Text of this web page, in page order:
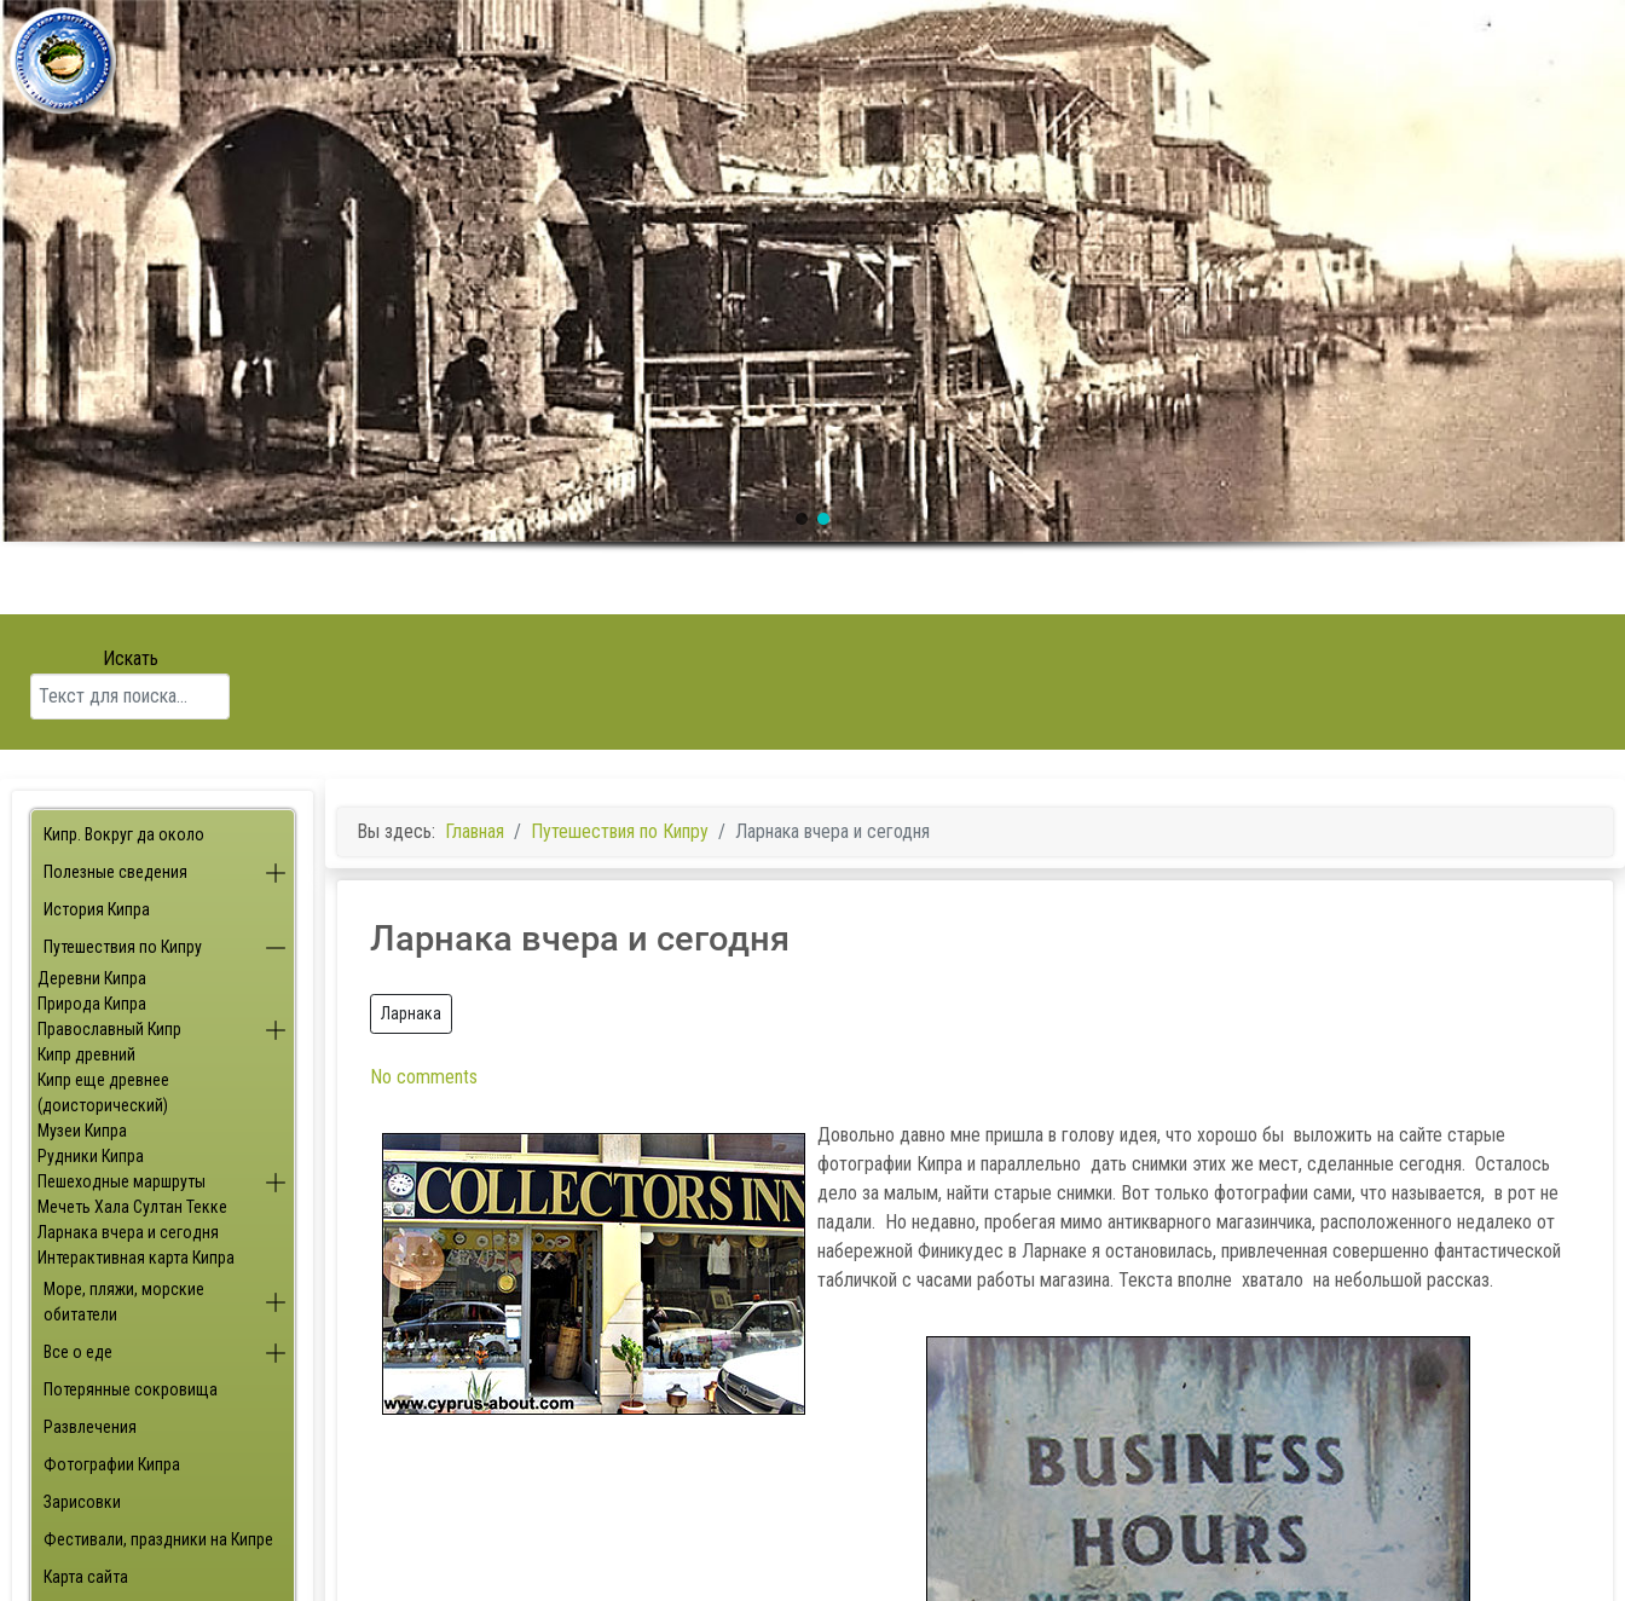
Искать
Кипр. Вокруг да около
Полезные сведения
История Кипра
Путешествия по Кипру
Деревни Кипра
Природа Кипра
Православный Кипр
Кипр древний
Кипр еще древнее
(доисторический)
Музеи Кипра
Рудники Кипра
Пешеходные маршруты
Мечеть Хала Султан Текке
Ларнака вчера и сегодня
Интерактивная карта Кипра
Море, пляжи, морские
обитатели
Все о еде
Потерянные сокровища
Развлечения
Фотографии Кипра
Зарисовки
Фестивали, праздники на Кипре
Карта сайта
Вы здесь: Главная Путешествия по Кипру Ларнака вчера и сегодня
Ларнака вчера и сегодня
Ларнака
No comments
Довольно давно мне пришла в голову идея, что хорошо бы выложить на сайте старые
фотографии Кипра и параллельно дать снимки этих же мест, сделанные сегодня. Осталось
дело за малым, найти старые снимки. Вот только фотографии сами, что называется, в рот не
падали. Но недавно, пробегая мимо антикварного магазинчика, расположенного недалеко от
набережной Финикудес в Ларнаке я остановилась, привлеченная совершенно фантастической
табличкой с часами работы магазина. Текста вполне хватало на небольшой рассказ.